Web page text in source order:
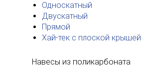
Односкатный
Двускатный
Прямой
Хай-тек с плоской крышей
Навесы из поликарбоната